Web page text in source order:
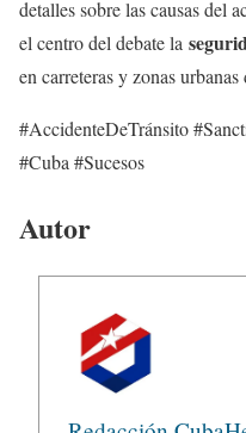
detalles sobre las causas del
el centro del debate la
en carreteras y zonas
#AccidenteDeTránsito
#Cuba #Sucesos
Autor